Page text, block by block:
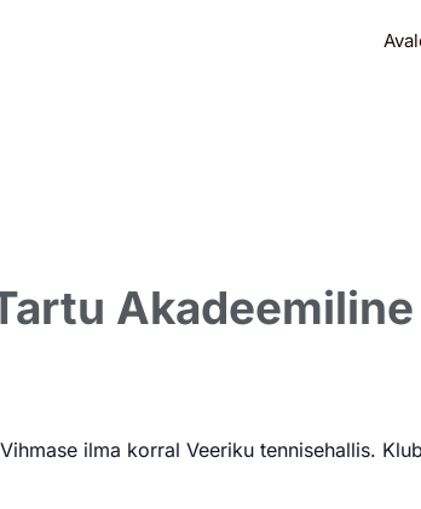
ilma korral Veeriku tennisehallis.